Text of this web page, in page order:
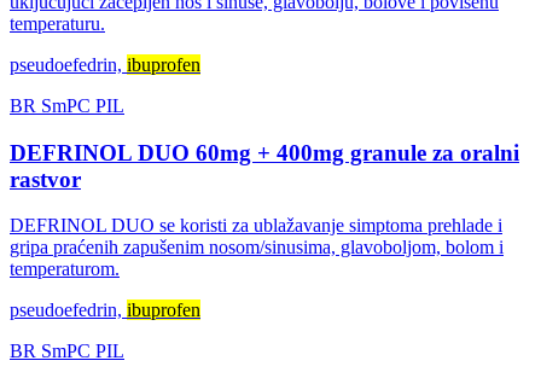
temperaturu.
pseudoefedrin, ibuprofen
BR SmPC PIL
DEFRINOL DUO 60mg + 400mg granule za oralni
rastvor
DEFRINOL DUO se koristi za ublažavanje simptoma prehlade i
gripa praćenih zapušenim nosom/sinusima, glavoboljom, bolom i
temperaturom.
pseudoefedrin, ibuprofen
BR SmPC PIL